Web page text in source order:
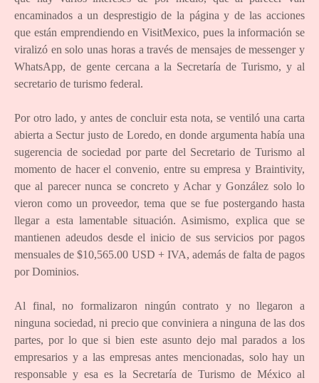
encaminados a un desprestigio de la página y de las acciones
que están emprendiendo en VisitMexico, pues la información se
viralizó en solo unas horas a través de mensajes de messenger y
WhatsApp, de gente cercana a la Secretaría de Turismo, y al
secretario de turismo federal.
Por otro lado, y antes de concluir esta nota, se ventiló una carta
abierta a Sectur justo de Loredo, en donde argumenta había una
sugerencia de sociedad por parte del Secretario de Turismo al
momento de hacer el convenio, entre su empresa y Braintivity,
que al parecer nunca se concreto y Achar y González solo lo
vieron como un proveedor, tema que se fue postergando hasta
llegar a esta lamentable situación. Asimismo, explica que se
mantienen adeudos desde el inicio de sus servicios por pagos
mensuales de $10,565.00 USD + IVA, además de falta de pagos
por Dominios.
Al final, no formalizaron ningún contrato y no llegaron a
ninguna sociedad, ni precio que conviniera a ninguna de las dos
partes, por lo que si bien este asunto dejo mal parados a los
empresarios y a las empresas antes mencionadas, solo hay un
responsable y esa es la Secretaría de Turismo de México al